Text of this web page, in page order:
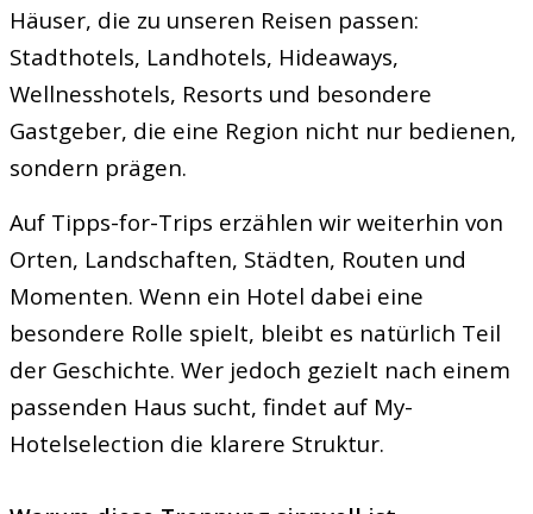
Häuser, die zu unseren Reisen passen:
Stadthotels, Landhotels, Hideaways,
Wellnesshotels, Resorts und besondere
Gastgeber, die eine Region nicht nur bedienen,
sondern prägen.
Auf Tipps-for-Trips erzählen wir weiterhin von
Orten, Landschaften, Städten, Routen und
Momenten. Wenn ein Hotel dabei eine
besondere Rolle spielt, bleibt es natürlich Teil
der Geschichte. Wer jedoch gezielt nach einem
passenden Haus sucht, findet auf My-
Hotelselection die klarere Struktur.